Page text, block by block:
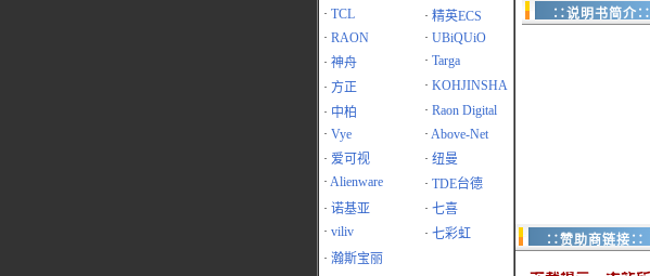
· TCL · 精英ECS
· RAON · UBiQUiO
· 神舟 · Targa
· 方正 · KOHJINSHA
· 中柏 · Raon Digital
· Vye · Above-Net
· 爱可视 · 纽曼
· Alienware · TDE台德
· 诺基亚 · 七喜
· viliv · 七彩虹
· 瀚斯宝丽
∷说明书简介∷
∷赞助商链接∷